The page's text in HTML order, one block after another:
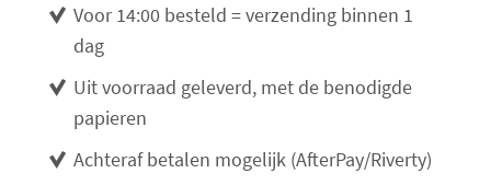
Voor 14:00 besteld = verzending binnen 1
dag
Uit voorraad geleverd, met de benodigde
papieren
Achteraf betalen mogelijk (AfterPay/Riverty)